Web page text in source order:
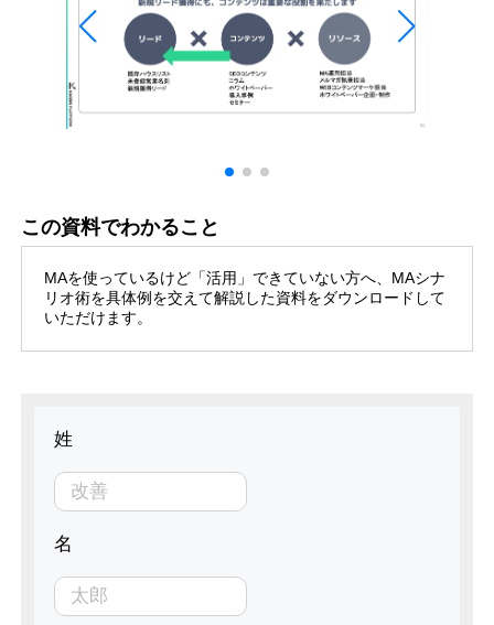
この資料でわかること
MAを使っているけど「活用」できていない方へ、MAシナ
リオ術を具体例を交えて解説した資料をダウンロードして
いただけます。
姓
名